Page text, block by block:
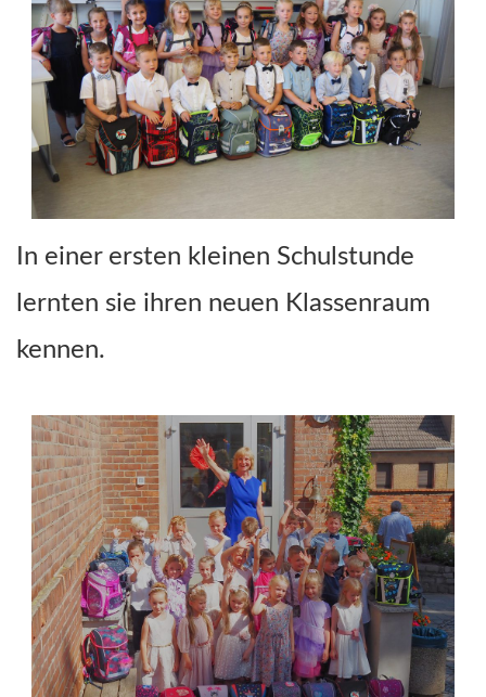
In einer ersten kleinen Schulstunde
lernten sie ihren neuen Klassenraum
kennen.